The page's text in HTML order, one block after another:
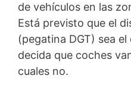
de vehículos en las
Está previsto que el
(pegatina DGT) sea
decida que coches
cuales no.